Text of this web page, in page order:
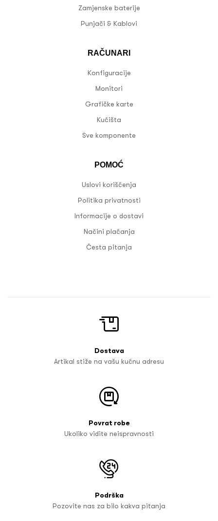
Zamjenske baterije
Punjači & Kablovi
RAČUNARI
Konfiguracije
Monitori
Grafičke karte
Kućišta
Sve komponente
POMOĆ
Uslovi korišćenja
Politika privatnosti
Informacije o dostavi
Načini plaćanja
Česta pitanja
Dostava
Artikal stiže na vašu kućnu adresu
Povrat robe
Ukoliko vidite neispravnosti
Podrška
Pozovite nas za bilo kakva pitanja